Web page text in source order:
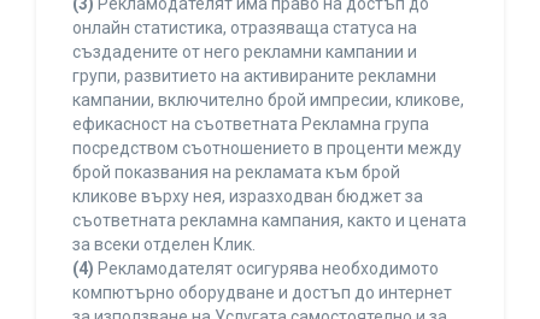
(3) Рекламодателят има право на достъп до
онлайн статистика, отразяваща статуса на
създадените от него рекламни кампании и
групи, развитието на активираните рекламни
кампании, включително брой импресии, кликове,
ефикасност на съответната Рекламна група
посредством съотношението в проценти между
брой показвания на рекламата към брой
кликове върху нея, изразходван бюджет за
съответната рекламна кампания, както и цената
за всеки отделен Клик.
(4) Рекламодателят осигурява необходимото
компютърно оборудване и достъп до интернет